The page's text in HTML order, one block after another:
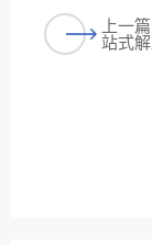
上一
站式